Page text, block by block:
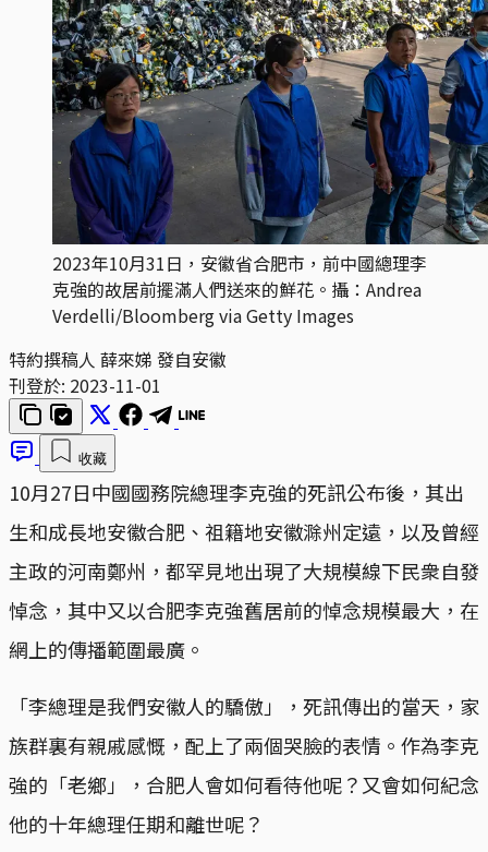
2023年10月31日，安徽省合肥市，前中國總理李
克強的故居前擺滿人們送來的鮮花。攝：Andrea
Verdelli/Bloomberg via Getty Images
特約撰稿人 薛來娣 發自安徽
刊登於: 2023-11-01
收藏
10月27日中國國務院總理李克強的死訊公布後，其出
生和成長地安徽合肥、祖籍地安徽滁州定遠，以及曾經
主政的河南鄭州，都罕見地出現了大規模線下民衆自發
悼念，其中又以合肥李克強舊居前的悼念規模最大，在
網上的傳播範圍最廣。
「李總理是我們安徽人的驕傲」，死訊傳出的當天，家
族群裏有親戚感慨，配上了兩個哭臉的表情。作為李克
強的「老鄉」，合肥人會如何看待他呢？又會如何紀念
他的十年總理任期和離世呢？